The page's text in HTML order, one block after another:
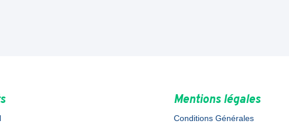
Mentions légales
Conditions Générales